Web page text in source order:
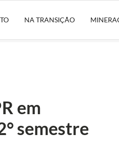
NA TRANSIÇÃO
em
semestre